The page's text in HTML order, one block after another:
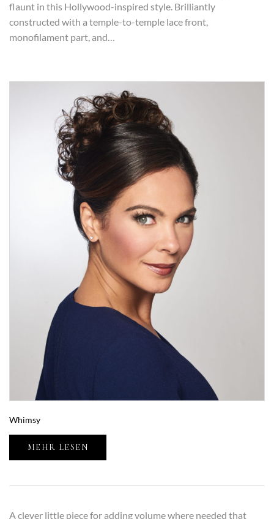
flaunt in this Hollywood-inspired style. Brilliantly
constructed with a temple-to-temple lace front,
monofilament part, and…
Whimsy
MEHR LESEN
A clever little piece for adding volume where needed that